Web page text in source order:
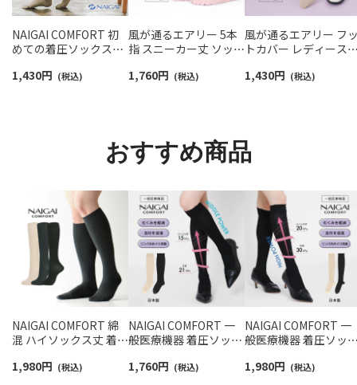
NAIGAI COMFORT 初
めての着圧ソックスハ
【365日最短翌日発送】
1,430円 (税込)
風が通るエアリー 5本
指 スニーカー丈 ソック
抗菌防臭 NAIGAI
1,760円 (税込)
風が通るエアリー フ
トカバー レディース
03022420
1,430円 (税込)
おすすめ商品
NAIGAI COMFORT 綿
混 ハイソックス丈 着圧
ートフィット レディー
1,980円 (税込)
NAIGAI COMFORT 一
般医療機器 着圧ソック
21hPa ふくらはぎ
1,760円 (税込)
NAIGAI COMFORT 一
般医療機器 着圧ソッ
30hPa ふくらはぎ
1,980円 (税込)